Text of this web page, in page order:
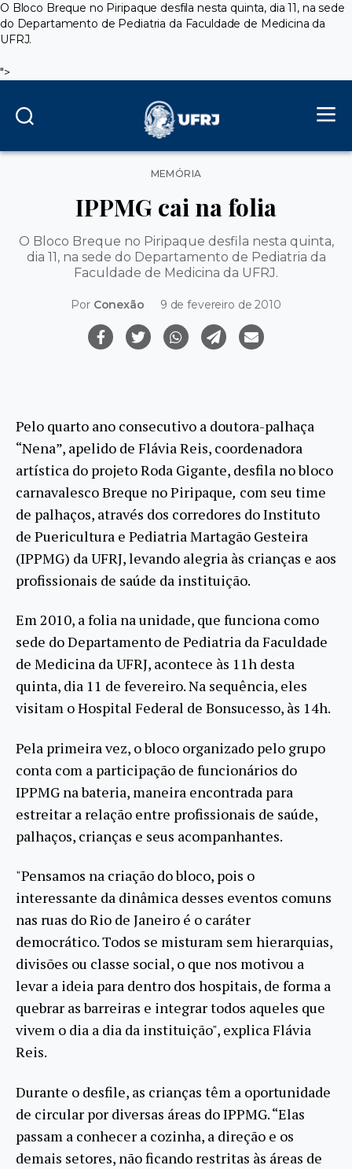
O Bloco Breque no Piripaque desfila nesta quinta, dia 11, na sede
do Departamento de Pediatria da Faculdade de Medicina da
UFRJ.
">
Categorias
MEMÓRIA
IPPMG cai na folia
O Bloco Breque no Piripaque desfila nesta quinta,
dia 11, na sede do Departamento de Pediatria da
Faculdade de Medicina da UFRJ.
Por Conexão 9 de fevereiro de 2010
Pelo quarto ano consecutivo a doutora-palhaça
“Nena”, apelido de Flávia Reis, coordenadora
artística do projeto Roda Gigante, desfila no bloco
carnavalesco Breque no Piripaque, com seu time
de palhaços, através dos corredores do Instituto
de Puericultura e Pediatria Martagão Gesteira
(IPPMG) da UFRJ, levando alegria às crianças e aos
profissionais de saúde da instituição.
Em 2010, a folia na unidade, que funciona como
sede do Departamento de Pediatria da Faculdade
de Medicina da UFRJ, acontece às 11h desta
quinta, dia 11 de fevereiro. Na sequência, eles
visitam o Hospital Federal de Bonsucesso, às 14h.
Pela primeira vez, o bloco organizado pelo grupo
conta com a participação de funcionários do
IPPMG na bateria, maneira encontrada para
estreitar a relação entre profissionais de saúde,
palhaços, crianças e seus acompanhantes.
"Pensamos na criação do bloco, pois o
interessante da dinâmica desses eventos comuns
nas ruas do Rio de Janeiro é o caráter
democrático. Todos se misturam sem hierarquias,
divisões ou classe social, o que nos motivou a
levar a ideia para dentro dos hospitais, de forma a
quebrar as barreiras e integrar todos aqueles que
vivem o dia a dia da instituição", explica Flávia
Reis.
Durante o desfile, as crianças têm a oportunidade
de circular por diversas áreas do IPPMG. “Elas
passam a conhecer a cozinha, a direção e os
demais setores, não ficando restritas às áreas de